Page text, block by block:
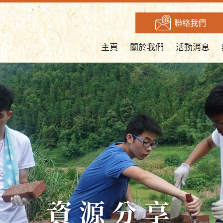
聯絡我們
主頁 關於我們 活動消息
資源分享